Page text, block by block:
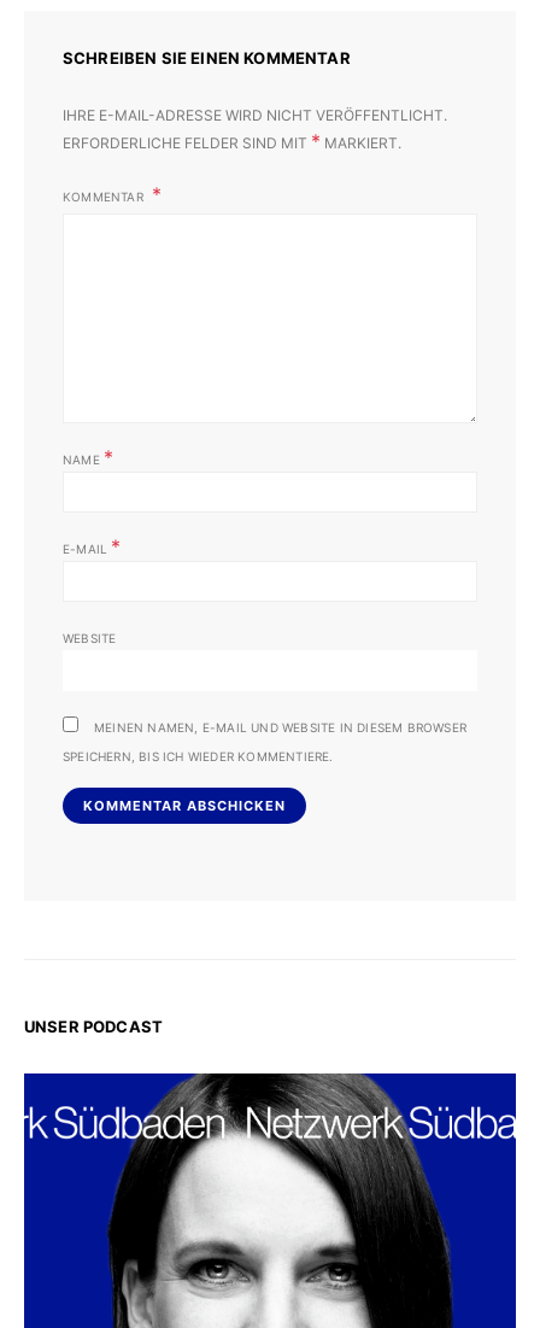
SCHREIBEN SIE EINEN KOMMENTAR
IHRE E-MAIL-ADRESSE WIRD NICHT VERÖFFENTLICHT.
ERFORDERLICHE FELDER SIND MIT * MARKIERT.
KOMMENTAR
NAME *
E-MAIL *
WEBSITE
MEINEN NAMEN, E-MAIL UND WEBSITE IN DIESEM BROWSER
SPEICHERN, BIS ICH WIEDER KOMMENTIERE.
UNSER PODCAST